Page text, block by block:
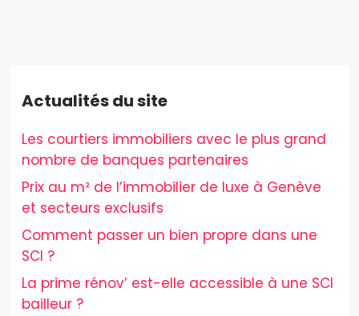
Actualités du site
Les courtiers immobiliers avec le plus grand
nombre de banques partenaires
Prix au m² de l’immobilier de luxe à Genève
et secteurs exclusifs
Comment passer un bien propre dans une
SCI ?
La prime rénov’ est-elle accessible à une SCI
bailleur ?